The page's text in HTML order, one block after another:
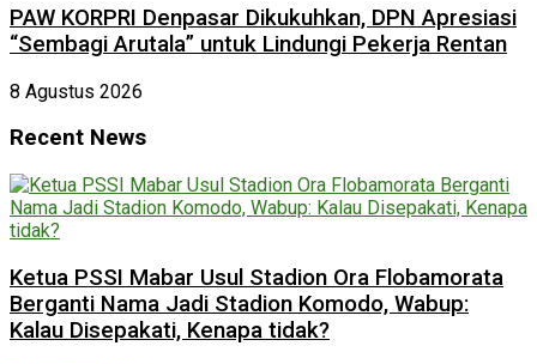
PAW KORPRI Denpasar Dikukuhkan, DPN Apresiasi
“Sembagi Arutala” untuk Lindungi Pekerja Rentan
8 Agustus 2026
Recent News
Ketua PSSI Mabar Usul Stadion Ora Flobamorata
Berganti Nama Jadi Stadion Komodo, Wabup:
Kalau Disepakati, Kenapa tidak?